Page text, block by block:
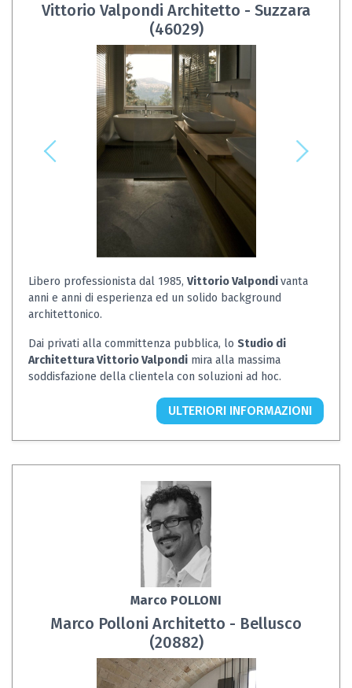
Vittorio Valpondi Architetto - Suzzara
(46029)
Libero professionista dal 1985, Vittorio Valpondivanta
anni e anni di esperienza ed un solido background
architettonico.
Dai privati alla committenza pubblica, lo Studio di
Architettura Vittorio Valpondi mira alla massima
soddisfazione della clientela con soluzioni ad hoc.
ULTERIORI INFORMAZIONI
Marco POLLONI
Marco Polloni Architetto - Bellusco
(20882)